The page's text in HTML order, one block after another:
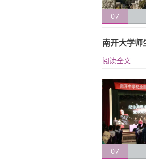
07
南开大学
阅读全文
07